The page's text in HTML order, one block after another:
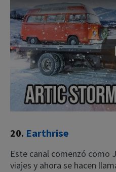
20. Earthrise
Este canal comenzó como
viajes y ahora se hacen